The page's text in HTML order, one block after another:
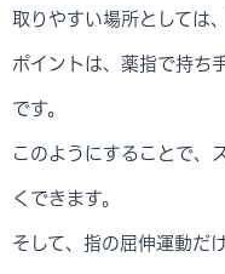
取りやすい場所としては
ポイントは、薬指で持ち
です。
このようにすることで、
くできます。
そして、指の屈伸運動だ